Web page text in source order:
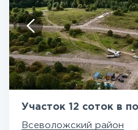
Участок 12 соток в
Всеволожский район